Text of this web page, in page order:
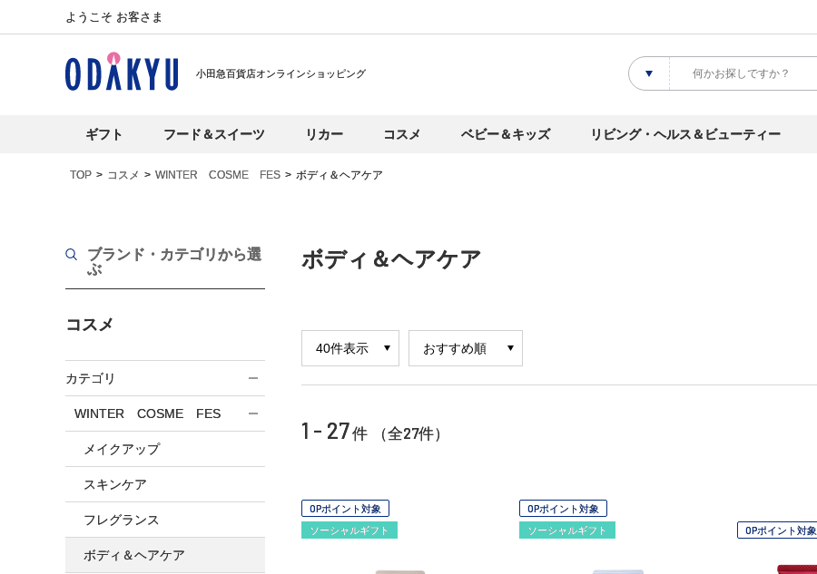
ようこそ お客さま
小田急百貨店オンラインショッピング
ギフト フード＆スイーツ リカー コスメ ベビー＆キッズ リビング・ヘルス＆ビューティー
TOP コスメ WINTER COSME FES ボディ＆ヘアケア
ブランド・カテゴリから選
ぶ
コスメ
カテゴリ
WINTER COSME FES
メイクアップ
スキンケア
フレグランス
ボディ＆ヘアケア
ボディ＆ヘアケア
1 - 27件 （全27件）
OPポイント対象
ソーシャルギフト
OPポイント対象
ソーシャルギフト
OPポイント対象